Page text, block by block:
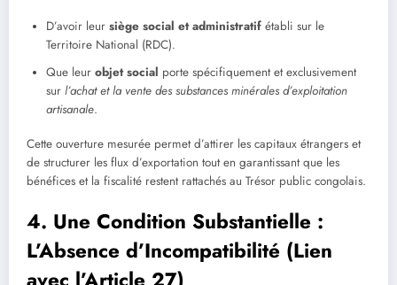
D’avoir leur siège social et administratif établi sur le
Territoire National (RDC).
Que leur objet social porte spécifiquement et exclusivement
sur l’achat et la vente des substances minérales d’exploitation
artisanale.
Cette ouverture mesurée permet d’attirer les capitaux étrangers et
de structurer les flux d’exportation tout en garantissant que les
bénéfices et la fiscalité restent rattachés au Trésor public congolais.
4. Une Condition Substantielle :
L’Absence d’Incompatibilité (Lien